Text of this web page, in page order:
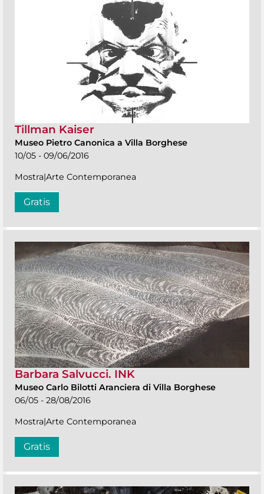
Tillman Kaiser
Museo Pietro Canonica a Villa Borghese
10/05 - 09/06/2016
Mostra|Arte Contemporanea
Gratis
Barbara Salvucci. INK
Museo Carlo Bilotti Aranciera di Villa Borghese
06/05 - 28/08/2016
Mostra|Arte Contemporanea
Gratis